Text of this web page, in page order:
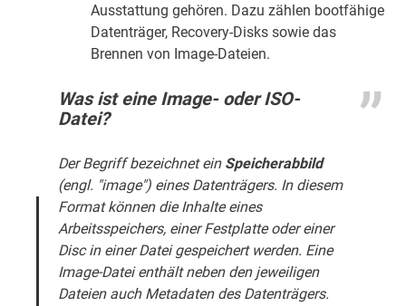
Ausstattung gehören. Dazu zählen bootfähige
Datenträger, Recovery-Disks sowie das
Brennen von Image-Dateien.
Was ist eine Image- oder ISO-
Datei?
Der Begriff bezeichnet ein Speicherabbild
(engl. "image") eines Datenträgers. In diesem
Format können die Inhalte eines
Arbeitsspeichers, einer Festplatte oder einer
Disc in einer Datei gespeichert werden. Eine
Image-Datei enthält neben den jeweiligen
Dateien auch Metadaten des Datenträgers.